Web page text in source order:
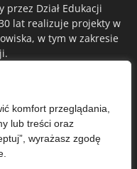
komfort przeglądania,
lub treści oraz
wyrażasz zgodę
przez Dział Edukacji
lat realizuje projekty w
w tym w zakresie